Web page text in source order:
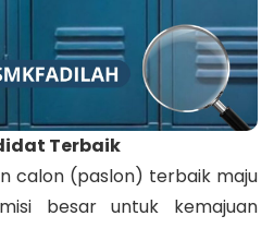
Terbaik
calon (paslon) terbaik maju
besar untuk kemajuan